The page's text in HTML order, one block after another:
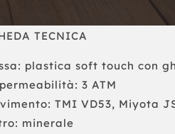
TECNICA
plastica soft touch con
3 ATM
TMI VD53, Miyota
minerale